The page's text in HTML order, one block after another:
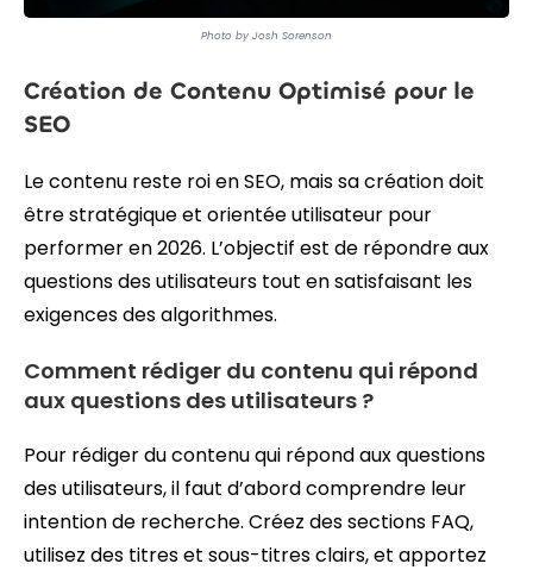
Photo by Josh Sorenson
Création de Contenu Optimisé pour le
SEO
Le contenu reste roi en SEO, mais sa création doit
être stratégique et orientée utilisateur pour
performer en 2026. L’objectif est de répondre aux
questions des utilisateurs tout en satisfaisant les
exigences des algorithmes.
Comment rédiger du contenu qui répond
aux questions des utilisateurs ?
Pour rédiger du contenu qui répond aux questions
des utilisateurs, il faut d’abord comprendre leur
intention de recherche. Créez des sections FAQ,
utilisez des titres et sous-titres clairs, et apportez